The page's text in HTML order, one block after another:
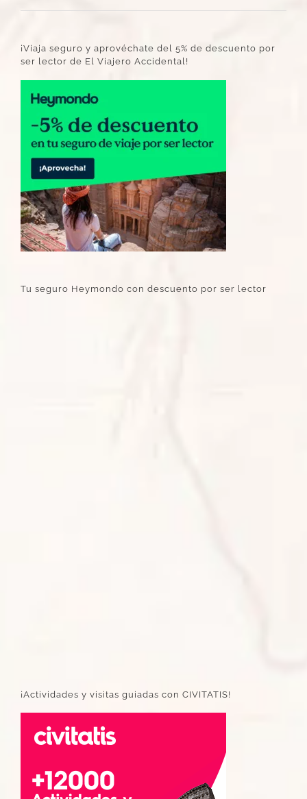
¡Viaja seguro y aprovéchate del 5% de descuento por
ser lector de El Viajero Accidental!
Tu seguro Heymondo con descuento por ser lector
¡Actividades y visitas guiadas con CIVITATIS!